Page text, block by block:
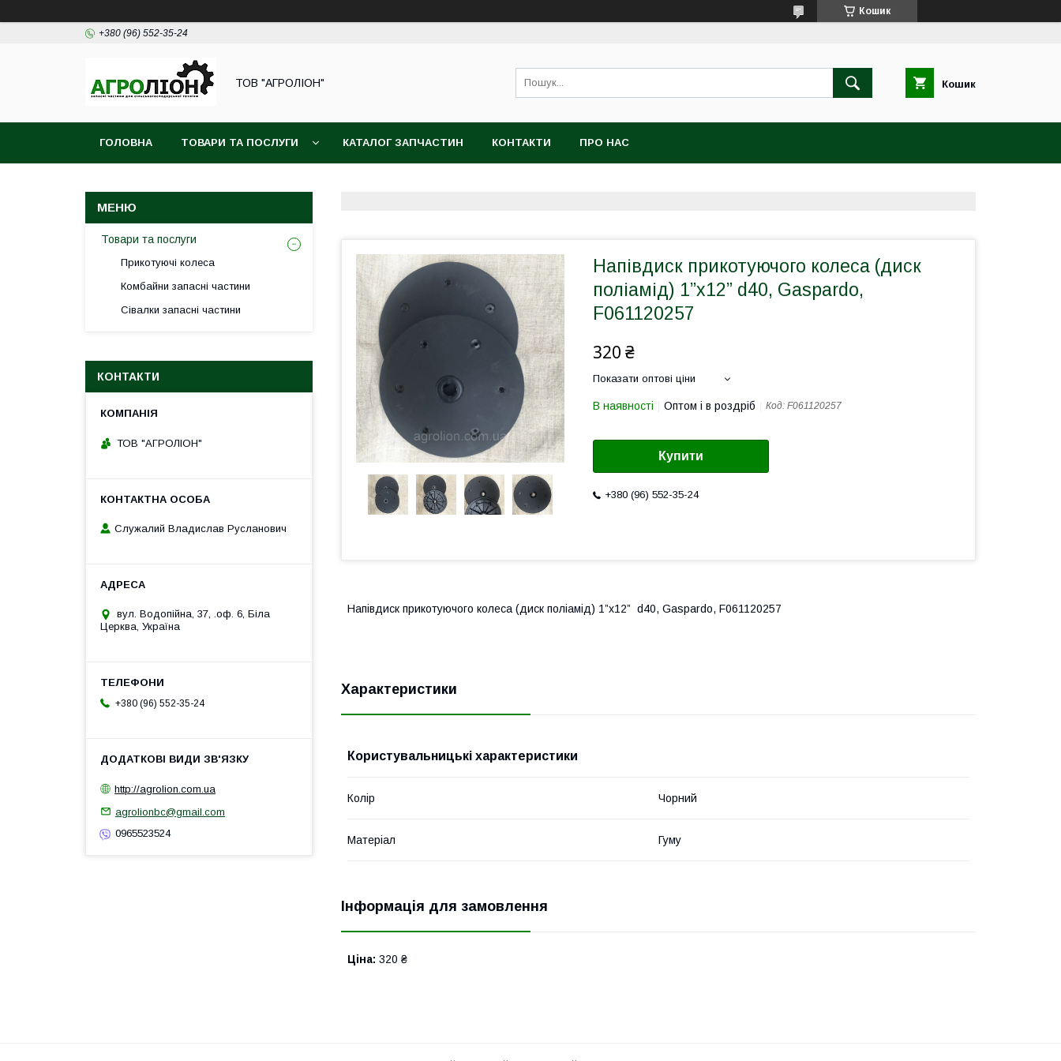
Кошик
+380 (96) 552-35-24
ТОВ "АГРОЛІОН" Кошик
ГОЛОВНА ТОВАРИ ТА ПОСЛУГИ КАТАЛОГ ЗАПЧАСТИН КОНТАКТИ ПРО НАС
Напівдиск прикотуючого колеса (диск
поліамід) 1”x12” d40, Gaspardo,
F061120257
320 ₴
Показати оптові ціни
В наявності Оптом і в роздріб Код: F061120257
Купити
+380 (96) 552-35-24
Напівдиск прикотуючого колеса (диск поліамід) 1”x12” d40, Gaspardo, F061120257
Характеристики
Користувальницькі характеристики
Колір Чорний
Матеріал Гуму
Інформація для замовлення
Ціна: 320 ₴
Товари та послуги
Прикотуючі колеса
Комбайни запасні частини
Сівалки запасні частини
КОНТАКТИ
ТОВ "АГРОЛІОН"
Служалий Владислав Русланович
вул. Водопійна, 37, .оф. 6, Біла
Церква, Україна
+380 (96) 552-35-24
http://agrolion.com.ua
agrolionbc@gmail.com
0965523524